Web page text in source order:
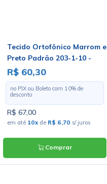
Tecido Ortofônico Marrom e
Preto Padrão 203-1-10 -
Largura 1,30m - Preço por
Metro
R$ 60,30
no PIX ou Boleto com 10% de
desconto
R$ 67,00
em até 10xde R$ 6,70 s/ juros
Comprar